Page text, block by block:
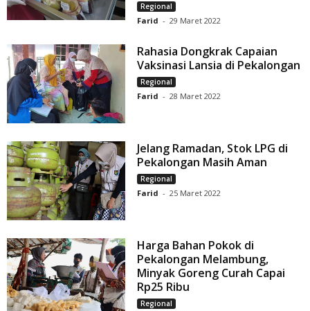
Regional
Farid - 29 Maret 2022
Rahasia Dongkrak Capaian
Vaksinasi Lansia di Pekalongan
Regional
Farid - 28 Maret 2022
Jelang Ramadan, Stok LPG di
Pekalongan Masih Aman
Regional
Farid - 25 Maret 2022
Harga Bahan Pokok di
Pekalongan Melambung,
Minyak Goreng Curah Capai
Rp25 Ribu
Regional